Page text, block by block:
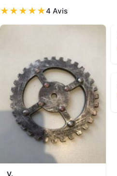
★★★★★4 Avis
V.